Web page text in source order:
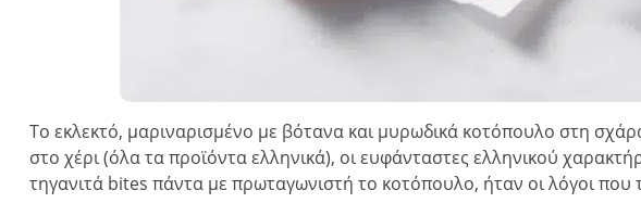
Το εκλεκτό, μαριναρισμένο με βότανα και μυρωδικά κοτόπουλο στη
στο χέρι (όλα τα προϊόντα ελληνικά), οι ευφάνταστες ελληνικού
τηγανιτά bites πάντα με πρωταγωνιστή το κοτόπουλο, ήταν οι λόγοι που